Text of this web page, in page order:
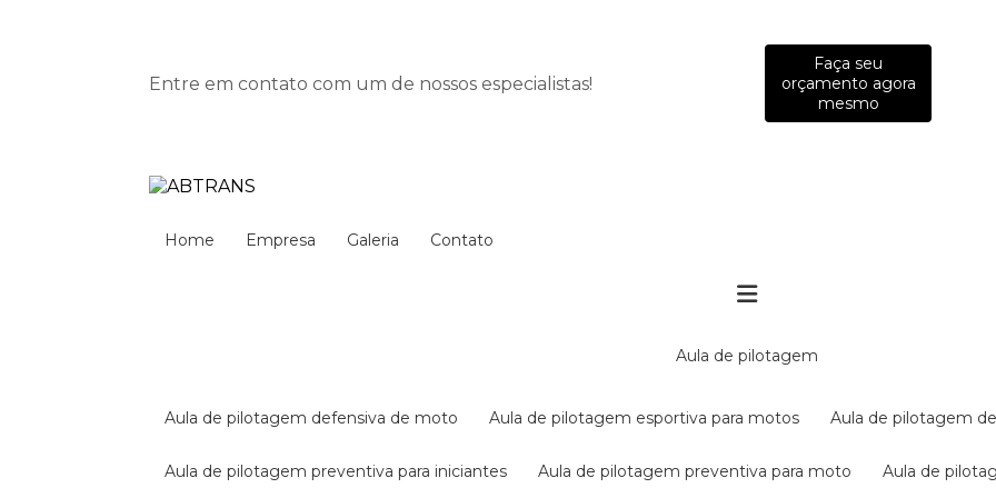
Entre em contato com um de nossos especialistas!
Faça seu
orçamento agora
mesmo
Home Empresa Galeria Contato
aula de pilotagem
aula de pilotagem defensiva de moto aula de pilotagem esportiva para motos aula de pilotagem
aula de pilotagem preventiva para iniciantes aula de pilotagem preventiva para moto aula de